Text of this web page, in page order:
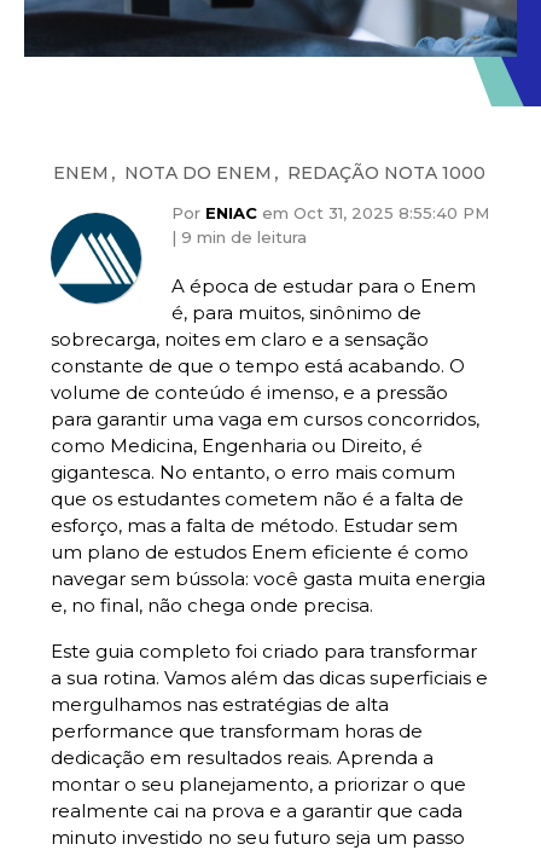
ENEM , NOTA DO ENEM , REDAÇÃO NOTA 1000
Por ENIAC em Oct 31, 2025 8:55:40 PM
| 9 min de leitura
A época de estudar para o Enem
é, para muitos, sinônimo de
sobrecarga, noites em claro e a sensação
constante de que o tempo está acabando. O
volume de conteúdo é imenso, e a pressão
para garantir uma vaga em cursos concorridos,
como Medicina, Engenharia ou Direito, é
gigantesca. No entanto, o erro mais comum
que os estudantes cometem não é a falta de
esforço, mas a falta de método. Estudar sem
um plano de estudos Enem eficiente é como
navegar sem bússola: você gasta muita energia
e, no final, não chega onde precisa.
Este guia completo foi criado para transformar
a sua rotina. Vamos além das dicas superficiais e
mergulhamos nas estratégias de alta
performance que transformam horas de
dedicação em resultados reais. Aprenda a
montar o seu planejamento, a priorizar o que
realmente cai na prova e a garantir que cada
minuto investido no seu futuro seja um passo